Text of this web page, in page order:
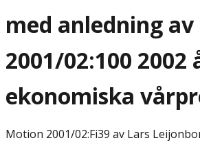
med anledning av
2001/02:100 2002
ekonomiska
Motion 2001/02:Fi39 av Lars